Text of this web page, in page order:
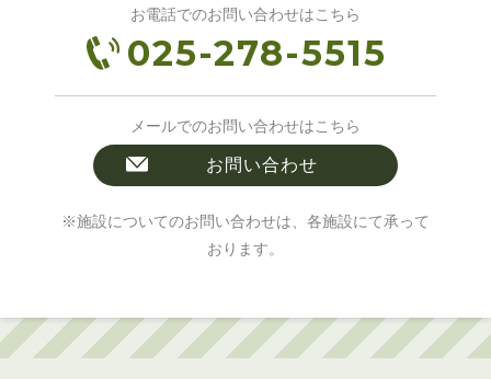
お電話でのお問い合わせはこちら
025-278-5515
メールでのお問い合わせはこちら
お問い合わせ
※施設についてのお問い合わせは、各施設にて承って
おります。